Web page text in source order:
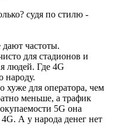
судя по стилю -
частоты.
для стадионов и
людей. Где 4G
народу.
хуже для оператора, чем
меньше, а трафик
5G она
А у народа денег нет